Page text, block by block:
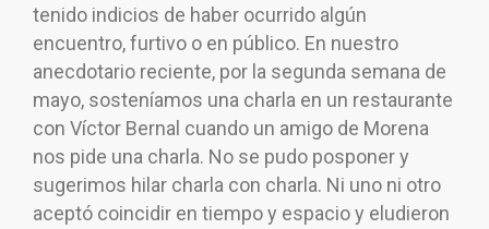
tenido indicios de haber ocurrido algún
encuentro, furtivo o en público. En nuestro
anecdotario reciente, por la segunda semana de
mayo, sosteníamos una charla en un restaurante
con Víctor Bernal cuando un amigo de Morena
nos pide una charla. No se pudo posponer y
sugerimos hilar charla con charla. Ni uno ni otro
aceptó coincidir en tiempo y espacio y eludieron